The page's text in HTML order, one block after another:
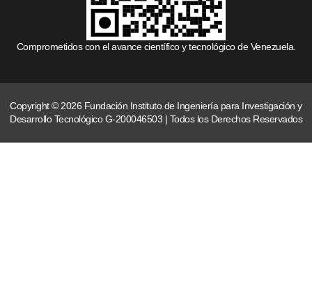
Comprometidos con el avance científico y tecnológico de Venezuela.
Copyright © 2026 Fundación Instituto de Ingeniería para Investigación y
Desarrollo Tecnológico G-200046503 | Todos los Derechos Reservados